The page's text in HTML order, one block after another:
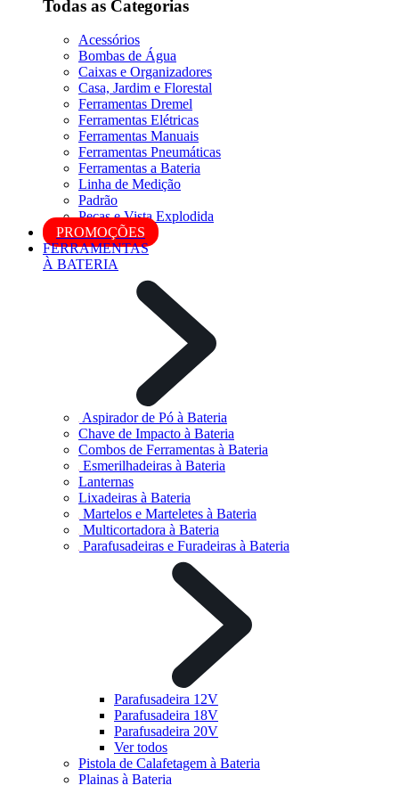
Todas as Categorias
Acessórios
Bombas de Água
Caixas e Organizadores
Casa, Jardim e Florestal
Ferramentas Dremel
Ferramentas Elétricas
Ferramentas Manuais
Ferramentas Pneumáticas
Ferramentas a Bateria
Linha de Medição
Padrão
Peças e Vista Explodida
PROMOÇÕES
FERRAMENTAS
À BATERIA
Aspirador de Pó à Bateria
Chave de Impacto à Bateria
Combos de Ferramentas à Bateria
Esmerilhadeiras à Bateria
Lanternas
Lixadeiras à Bateria
Martelos e Marteletes à Bateria
Multicortadora à Bateria
Parafusadeiras e Furadeiras à Bateria
Parafusadeira 12V
Parafusadeira 18V
Parafusadeira 20V
Ver todos
Pistola de Calafetagem à Bateria
Plainas à Bateria